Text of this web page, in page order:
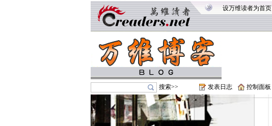
设万维读者为首页
搜索>> 发表日志 控制面板